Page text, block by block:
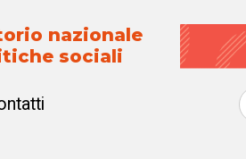
nazionale
sociali